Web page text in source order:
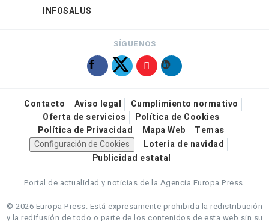
INFOSALUS
SÍGUENOS
Contacto Aviso legal
Cumplimiento normativo
Oferta de servicios
Política de Cookies
Política de Privacidad
Mapa Web
Temas
Configuración de Cookies
Loteria de navidad
Publicidad estatal
Portal de actualidad y noticias de la Agencia Europa Press.
© 2026 Europa Press. Está expresamente prohibida la redistribución
y la redifusión de todo o parte de los contenidos de esta web sin su